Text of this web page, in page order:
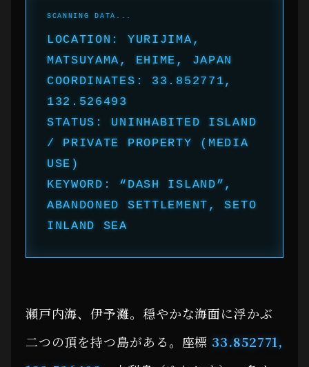
LOCATION: YURIJIMA,
MATSUYAMA, EHIME, JAPAN
COORDINATES: 33.852771,
132.526493
STATUS: UNINHABITED ISLAND
/ PRIVATE PROPERTY (MEDIA
USE)
KEYWORD: “DASH ISLAND”,
ABANDONED SETTLEMENT, SETO
INLAND SEA
瀬戸内海、伊予灘。穏やかな海面に浮かぶ
二つの頂を持つ島がある。座標 33.852771,